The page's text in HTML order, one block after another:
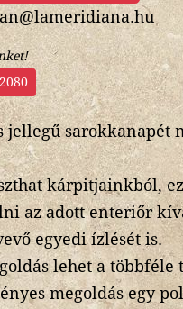
jellegű sarokkanapét
kárpitjainkból,
az adott enteriőr
egyedi ízlését is.
lehet a
megoldás egy